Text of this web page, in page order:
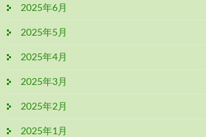
2025年6月
2025年5月
2025年4月
2025年3月
2025年2月
2025年1月